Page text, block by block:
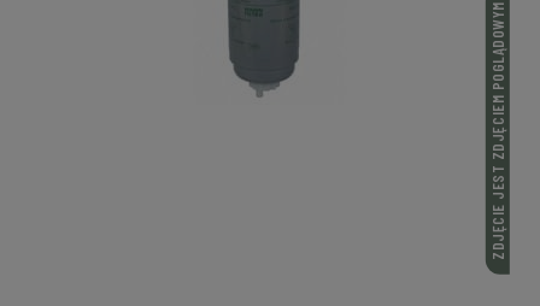
ZDJĘCIE JEST ZDJĘCIEM POGLĄDOWYM